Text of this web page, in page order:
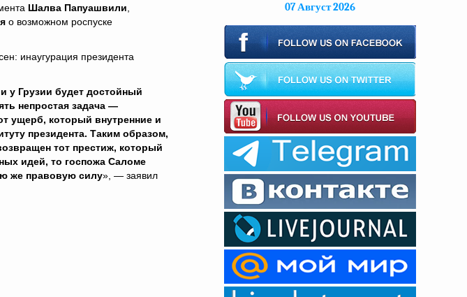
Шалва Папуашвили
о возможном роспуске
инаугурация президента
у Грузии будет достойный
непростая задача —
ущерб, который внутренние и
президента. Таким образом,
тот престиж, который
идей, то госпожа Саломе
​​же правовую силу», — заявил
07 Август 2026